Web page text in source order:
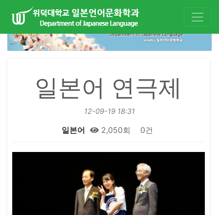
일본어 연극제
12-09-19 18:31
일본어 2,050회 0건